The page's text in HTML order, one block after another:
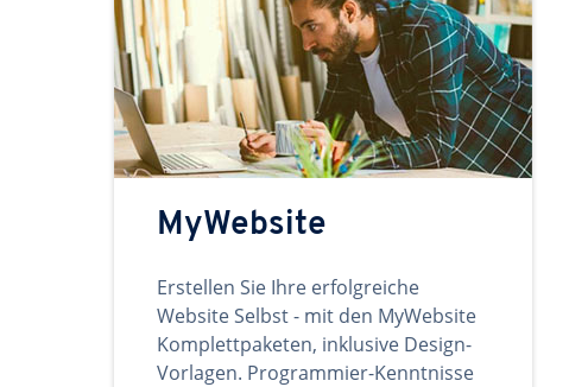
MyWebsite
Erstellen Sie Ihre erfolgreiche
Website Selbst - mit den MyWebsite
Komplettpaketen, inklusive Design-
Vorlagen. Programmier-Kenntnisse